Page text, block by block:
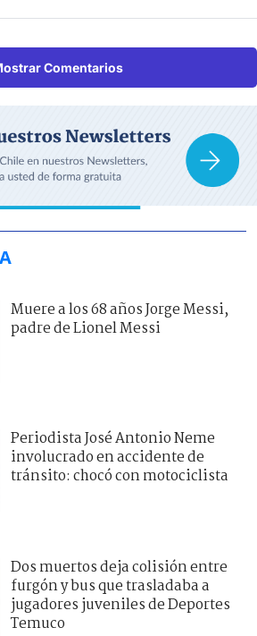
Comentarios
Muere a los 68 años Jorge Messi,
padre de Lionel Messi
Periodista José Antonio Neme
involucrado en accidente de
tránsito: chocó con motociclista
Dos muertos deja colisión entre
furgón y bus que trasladaba a
jugadores juveniles de Deportes
Temuco